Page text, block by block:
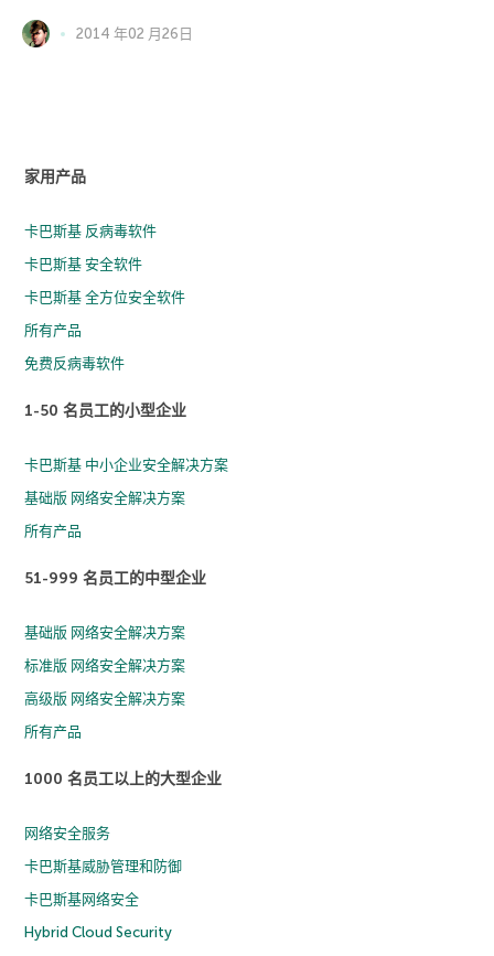
2014 年02 月26日
家用产品
卡巴斯基 反病毒软件
卡巴斯基 安全软件
卡巴斯基 全方位安全软件
所有产品
免费反病毒软件
1-50 名员工的小型企业
卡巴斯基 中小企业安全解决方案
基础版 网络安全解决方案
所有产品
51-999 名员工的中型企业
基础版 网络安全解决方案
标准版 网络安全解决方案
高级版 网络安全解决方案
所有产品
1000 名员工以上的大型企业
网络安全服务
卡巴斯基威胁管理和防御
卡巴斯基网络安全
Hybrid Cloud Security